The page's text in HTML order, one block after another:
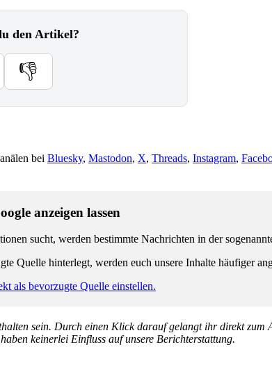
den Artikel?
👎
bei Bluesky, Mastodon, X, Threads, Instagram,
anzeigen lassen
sucht, werden bestimmte Nachrichten in der
Quelle hinterlegt, werden euch unsere Inhalte häufiger
als bevorzugte Quelle einstellen.
sein. Durch einen Klick darauf gelangt ihr direkt
keinerlei Einfluss auf unsere Berichterstattung.